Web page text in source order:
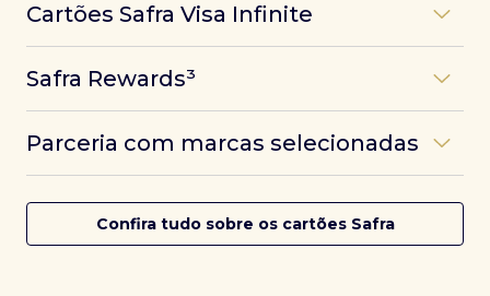
Cartões Safra Visa Infinite
experiências refinadas a benefícios únicos, como
converte seus investimentos em limite no cartão e
conta com acesso a mais de 1.400 salas VIP Dragon
Pass ao redor do mundo.
Safra Rewards³
das melhores pontuações do mercado.
Parceria com marcas selecionadas
cartões Safra.
Confira tudo sobre os cartões Safra